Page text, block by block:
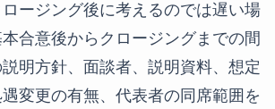
ージング後に考えるのでは遅い場
合意後からクロージングまでの間
明方針、面談者、説明資料、想定
変更の有無、代表者の同席範囲を